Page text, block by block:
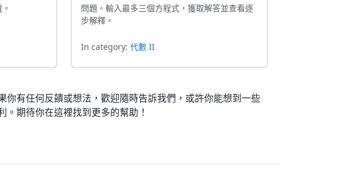
問題。輸入最多三個方程式，獲取解答並查看逐
步解釋。
In category:代數 II
有任何反饋或想法，歡迎隨時告訴我們，或許你能想到一些
期待你在這裡找到更多的幫助！